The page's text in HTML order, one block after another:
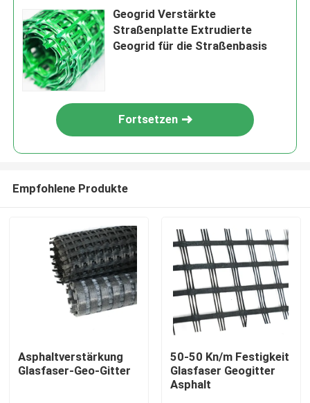
Geogrid Verstärkte
Straßenplatte Extrudierte
Geogrid für die Straßenbasis
Fortsetzen
Empfohlene Produkte
Asphaltverstärkung
Glasfaser-Geo-Gitter
50-50 Kn/m Festigkeit
Glasfaser Geogitter
Asphalt